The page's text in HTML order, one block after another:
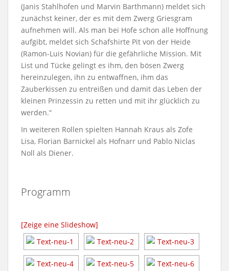
(Janis Stahlhofen und Marvin Barthmann) meldet sich
zunächst keiner, der es mit dem Zwerg Griesgram
aufnehmen will. Als man bei Hofe schon alle Hoffnung
aufgibt, meldet sich Schafshirte Pit von der Heide
(Ramon-Luis Novian) für die gefährliche Mission. Mit
List und Tücke gelingt es ihm, den bösen Zwerg
hereinzulegen, ihn zu entwaffnen, ihm das
Zauberkissen zu entreißen und damit das Leben der
kleinen Prinzessin zu retten und mit ihr glücklich zu
werden.“
In weiteren Rollen spielten Hannah Kraus als Zofe
Lisa, Florian Barnickel als Hofnarr und Pablo Niclas
Noll als Diener.
Programm
[Zeige eine Slideshow]